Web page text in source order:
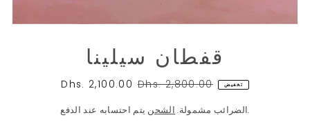
قفطان سيلينا
Dhs. 2,100.00 Dhs. 2,800.00 تخفيض
الضرائب مشمولة.الشحن
يتم احتسابه عند الدفع.